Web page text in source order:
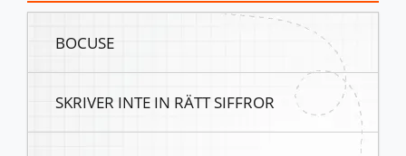
BOCUSE
SKRIVER INTE IN RÄTT SIFFROR